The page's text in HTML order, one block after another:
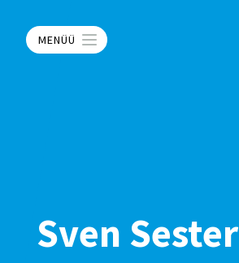
MENÜÜ
Sven Sester